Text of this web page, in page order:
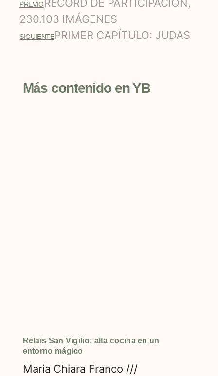
PREVIORÉCORD DE PARTICIPACIÓN,
230.103 IMÁGENES
SIGUIENTEPRIMER CAPÍTULO: JUDAS
Más contenido en YB
Relais San Vigilio: alta cocina en un
entorno mágico
Maria Chiara Franco